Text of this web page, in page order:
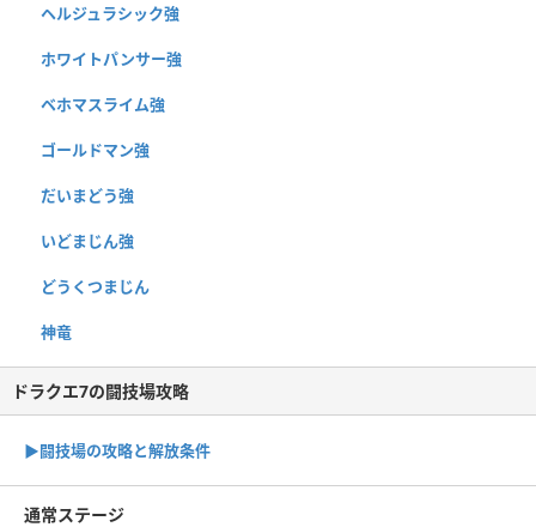
ヘルジュラシック強
ホワイトパンサー強
ベホマスライム強
ゴールドマン強
だいまどう強
いどまじん強
どうくつまじん
神竜
ドラクエ7の闘技場攻略
▶︎闘技場の攻略と解放条件
通常ステージ